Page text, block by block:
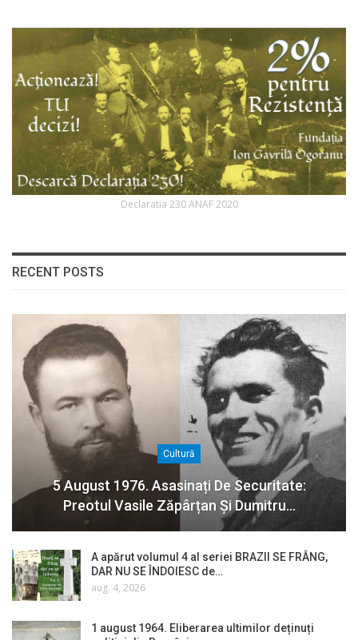
Declaratia 230 ANAF 2020
RECENT POSTS
Cultură
5 August 1976. Asasinați De Securitate:
Preotul Vasile Zăpârțan Și Dumitru…
A apărut volumul 4 al seriei BRAZII SE FRÂNG,
DAR NU SE ÎNDOIESC de…
aug. 4, 2026
1 august 1964. Eliberarea ultimilor deținuți